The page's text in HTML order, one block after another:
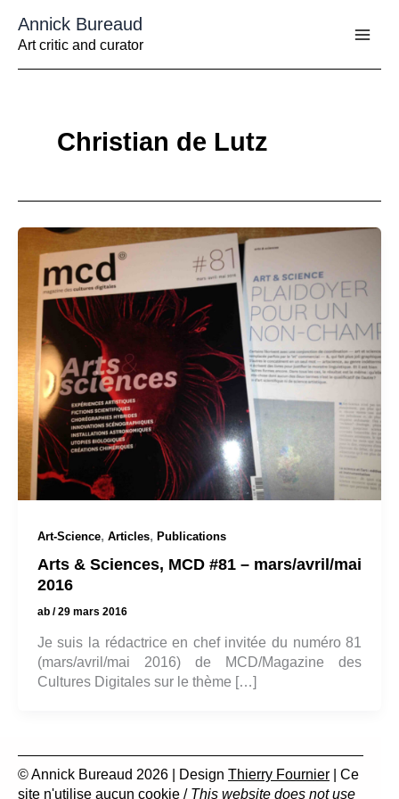
contenu
Annick Bureaud
Art critic and curator
Christian de Lutz
Art-Science, Articles, Publications
Arts & Sciences, MCD #81 – mars/avril/mai
2016
ab /29 mars 2016
Je suis la rédactrice en chef invitée du numéro 81
(mars/avril/mai 2016) de MCD/Magazine des
Cultures Digitales sur le thème […]
© Annick Bureaud 2026 | Design Thierry Fournier | Ce
site n'utilise aucun cookie / This website does not use